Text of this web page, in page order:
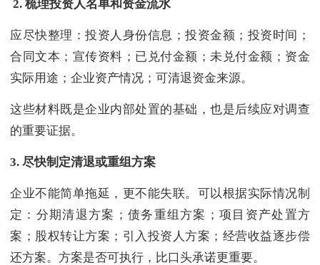
2. 梳理投资人名单和资金流水
应尽快整理：投资人身份信息；投资金额；投资时间；
合同文本；宣传资料；已兑付金额；未兑付金额；资金
实际用途；企业资产情况；可清退资金来源。
这些材料既是企业内部处置的基础，也是后续应对调查
的重要证据。
3. 尽快制定清退或重组方案
企业不能简单拖延，更不能失联。可以根据实际情况制
定：分期清退方案；债务重组方案；项目资产处置方
案；股权转让方案；引入投资人方案；经营收益逐步偿
还方案。方案是否可执行，比口头承诺更重要。